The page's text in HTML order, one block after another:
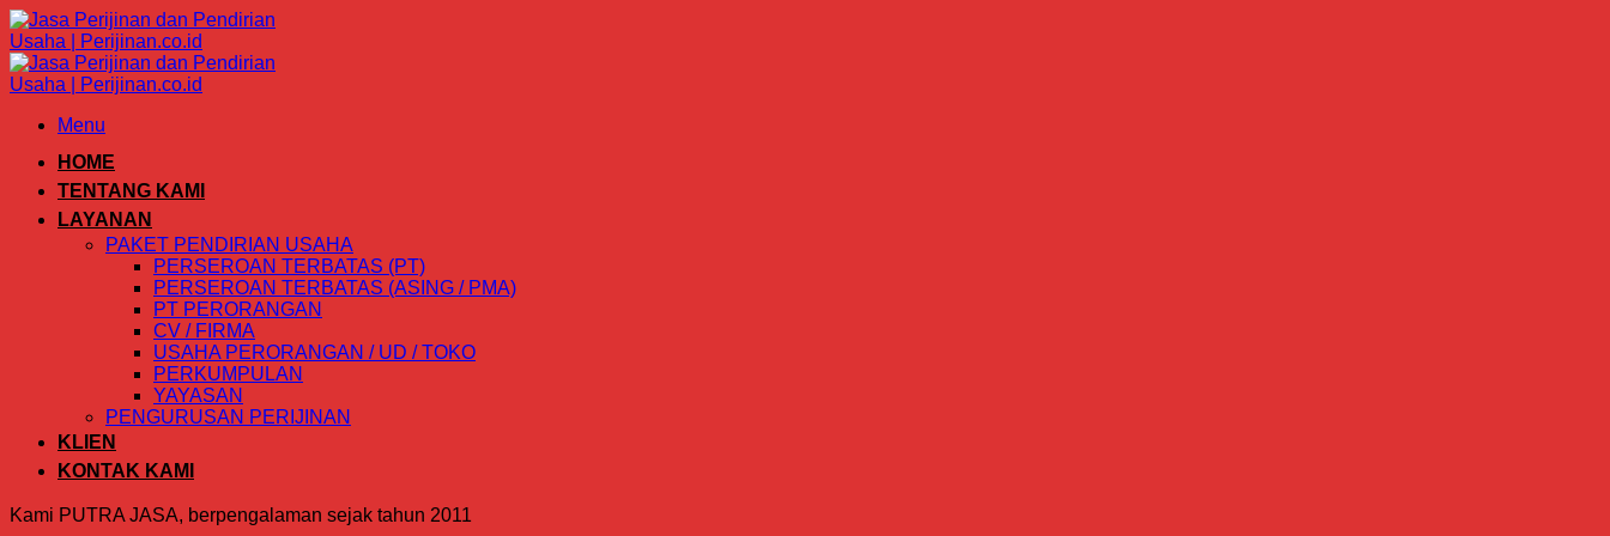
Skip
to
content
Menu
HOME
TENTANG KAMI
LAYANAN
PAKET PENDIRIAN USAHA
PERSEROAN TERBATAS (PT)
PERSEROAN TERBATAS (ASING / PMA)
PT PERORANGAN
CV / FIRMA
USAHA PERORANGAN / UD / TOKO
PERKUMPULAN
YAYASAN
PENGURUSAN PERIJINAN
KLIEN
KONTAK KAMI
Kami PUTRA JASA, berpengalaman sejak tahun 2011